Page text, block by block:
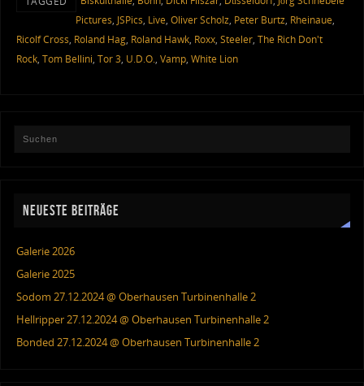
Pictures, JSPics, Live, Oliver Scholz, Peter Burtz, Rheinaue,
Ricolf Cross, Roland Hag, Roland Hawk, Roxx, Steeler, The Rich Don't
Rock, Tom Bellini, Tor 3, U.D.O., Vamp, White Lion
NEUESTE BEITRÄGE
Galerie 2026
Galerie 2025
Sodom 27.12.2024 @ Oberhausen Turbinenhalle 2
Hellripper 27.12.2024 @ Oberhausen Turbinenhalle 2
Bonded 27.12.2024 @ Oberhausen Turbinenhalle 2